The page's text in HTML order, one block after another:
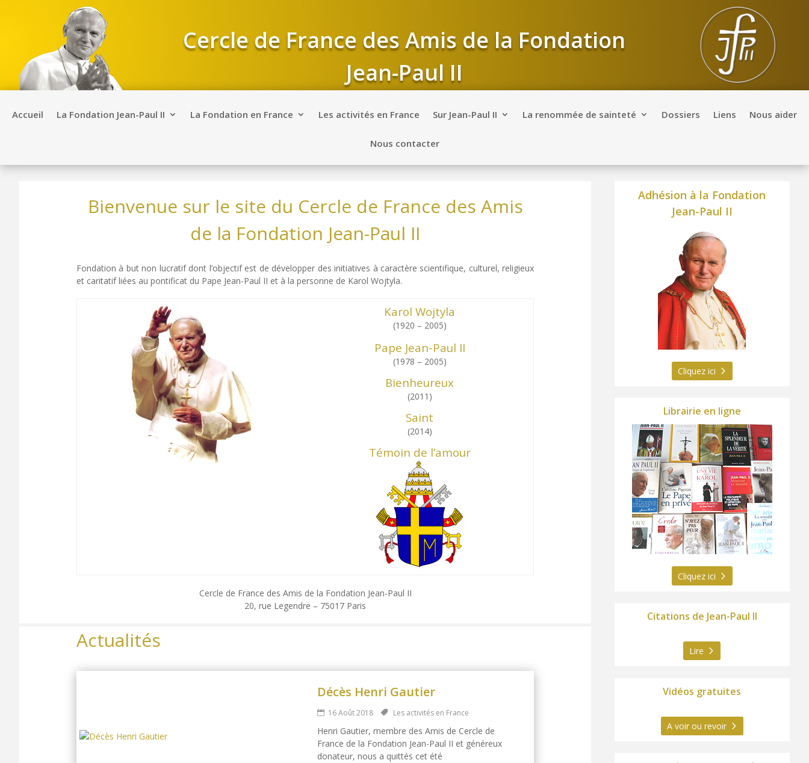
Cercle de France des Amis de la Fondation
Jean-Paul II
Accueil La Fondation Jean-Paul II La Fondation en France Les activités en France Sur Jean-Paul II La renommée de sainteté Dossiers Liens Nous aider
Nous contacter
Bienvenue sur le site du Cercle de France des Amis
de la Fondation Jean-Paul II
Fondation à but non lucratif dont l’objectif est de développer des initiatives à caractère scientifique, culturel, religieux
et caritatif liées au pontificat du Pape Jean-Paul II et à la personne de Karol Wojtyla.
Karol Wojtyla
(1920 – 2005)
Pape Jean-Paul II
(1978 – 2005)
Bienheureux
(2011)
Saint
(2014)
Témoin de l’amour
Cercle de France des Amis de la Fondation Jean-Paul II
20, rue Legendre – 75017 Paris
Actualités
Décès Henri Gautier
16 Août 2018 Les activités en France
Henri Gautier, membre des Amis de Cercle de
France de la Fondation Jean-Paul II et généreux
donateur, nous a quittés cet été
Adhésion à la Fondation
Jean-Paul II
Cliquez ici
Librairie en ligne
Cliquez ici
Citations de Jean-Paul II
Lire
Vidéos gratuites
A voir ou revoir